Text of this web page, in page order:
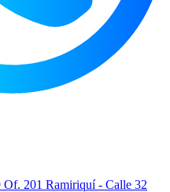
201 Ramiriquí - Calle 32